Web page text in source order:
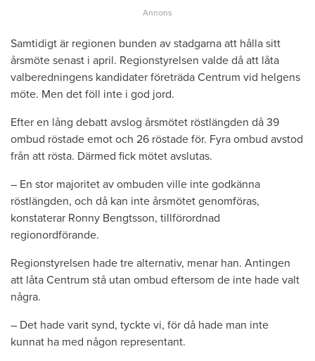
Samtidigt är regionen bunden av stadgarna att hålla sitt
årsmöte senast i april. Regionstyrelsen valde då att låta
valberedningens kandidater företräda Centrum vid helgens
möte. Men det föll inte i god jord.
Efter en lång debatt avslog årsmötet röstlängden då 39
ombud röstade emot och 26 röstade för. Fyra ombud avstod
från att rösta. Därmed fick mötet avslutas.
– En stor majoritet av ombuden ville inte godkänna
röstlängden, och då kan inte årsmötet genomföras,
konstaterar Ronny Bengtsson, tillförordnad
regionordförande.
Regionstyrelsen hade tre alternativ, menar han. Antingen
att låta Centrum stå utan ombud eftersom de inte hade valt
några.
– Det hade varit synd, tyckte vi, för då hade man inte
kunnat ha med någon representant.